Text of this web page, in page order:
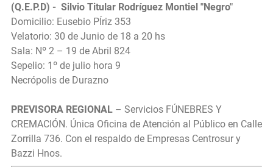
(Q.E.P.D) - Silvio Titular Rodríguez Montiel "Negro"
Domicilio: Eusebio PÍriz 353
Velatorio: 30 de Junio de 18 a 20 hs
Sala: Nº 2 – 19 de Abril 824
Sepelio: 1º de julio hora 9
Necrópolis de Durazno
PREVISORA REGIONAL – Servicios FÚNEBRES Y
CREMACIÓN. Única Oficina de Atención al Público en Calle
Zorrilla 736. Con el respaldo de Empresas Centrosur y
Bazzi Hnos.